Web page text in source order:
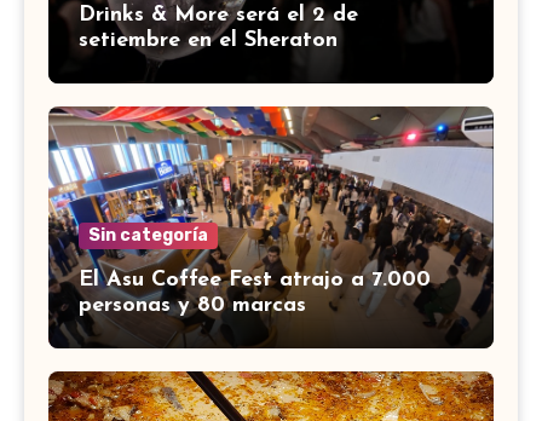
Drinks & More será el 2 de
setiembre en el Sheraton
Sin categoría
El Asu Coffee Fest atrajo a 7.000
personas y 80 marcas